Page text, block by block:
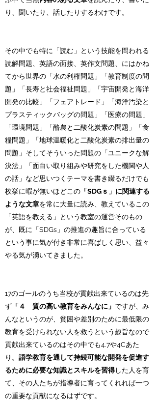
り、聞いたり、話したりするわけです。
その中でも特に「読む」という技能を問われる
読解問題、英語の面接、英作文問題、にはかね
てから世界の「水の利権問題」「教育制度の問
題」「長寿と社会福祉問題」「宇宙開発と海洋
開発の比較」「フェアトレード」「海洋汚染と
プラスティックバッグの問題」「医療の問題」
「環境問題」「酪農と二酸化炭素の問題」「食
糧問題」「地球温暖化と二酸化炭素の排出量の
問題」そしてそういった問題の「ユニークな解
決法」「面白い取り組みや研究をした機関や人
の話」など思いつくテーマを書き綴るだけでも
枚挙に暇が無いほどこの 「SDGｓ」に関連する
ような文章を常に大量に読み、教えているこの
「英語を教える」という教室の運営そのもの
が、既に「SDGs」の推進の趣旨に合っている
という事に気が付き非常に喜ばしく思い、益々
やる気が湧いてきました。
17のゴールのうち当校が貢献出来ているのは先
ず 「４ 質の高い教育をみんなに」 ですが、み
んなというのが、貧困や差別のために最低限の
教育を受けられない人を救うという趣旨なので
貢献出来ているのはその中でも4.7や4Cあた
り。 語学教育を通して持続可能な開発を促進す
るために必要な知識とスキルを習得した人を育
て、その人たちが指導者に育ってくれれば一つ
の重要な貢献になるはずです。